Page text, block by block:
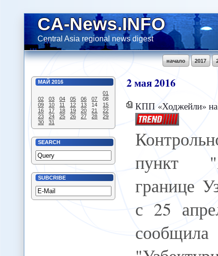
CA-News.INFO
Central Asia regional news digest
2017
начало
МАЙ 2016
01
02
03 04 05 06 07
08
09
10 11 12 13 14
15
16
17 18 19 20 21
22
23
24 25 26 27 28
29
30
31
SEARCH
SUBCRIBE
2мая2016
КПП «Ходжейли» на
пункт
границе
с 25